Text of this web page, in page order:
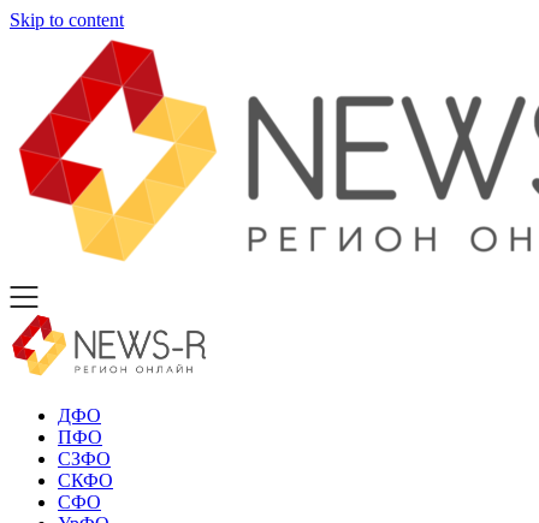
Skip to content
ДФО
ПФО
СЗФО
СКФО
СФО